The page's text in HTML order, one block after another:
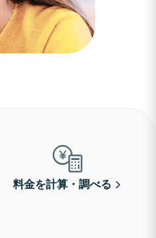
料金を計算・調べる